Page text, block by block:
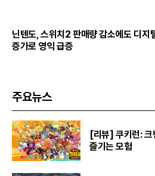
닌텐도, 스위치2 판매량 감소에도 디지
증가로 영익 급증
주요뉴스
[리뷰] 쿠키런: 크
즐기는 모험